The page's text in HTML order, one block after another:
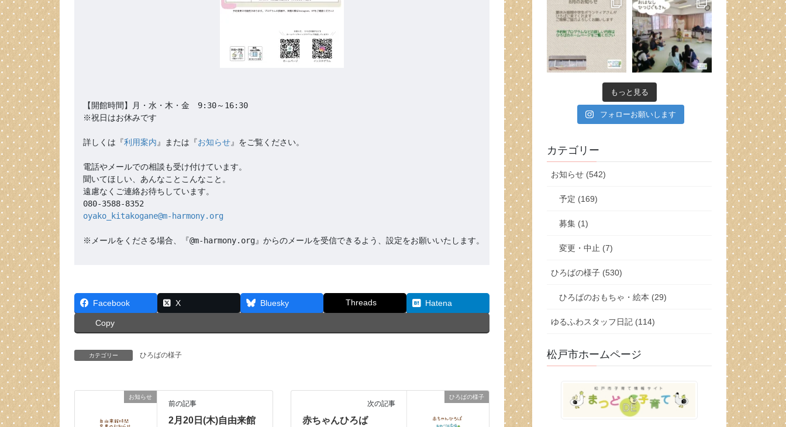
【開館時間】月・水・木・金　9:30～16:30
※祝日はお休みです
詳しくは『利用案内 』または『お知らせ』をご覧ください。
電話やメールでの相談も受け付けています。
聞いてほしい、あんなことこんなこと。
遠慮なくご連絡お待ちしています。
oyako_kitakogane@m-harmony.org
※メールをくださる場合、『@m-harmony.org』からのメールを受信できるよう、設定をお願いいたします。
Facebook X Bluesky Threads Hatena
Copy
カテゴリー ひろばの様子
お知らせ
前の記事
2月20日(木)自由来館
ひろばの様子
次の記事
赤ちゃんひろば
もっと見る
フォローお願いします
カテゴリー
お知らせ (542)
予定 (169)
募集 (1)
変更・中止 (7)
ひろばの様子 (530)
ひろばのおもちゃ・絵本 (29)
ゆるふわスタッフ日記 (114)
松戸市ホームページ